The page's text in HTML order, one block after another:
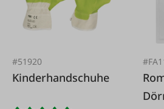
#51920
Kinderhandschuhe